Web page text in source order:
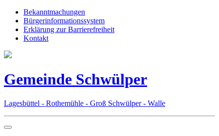
Bekanntmachungen
Bürgerinformationssystem
Erklärung zur Barrierefreiheit
Kontakt
Gemeinde Schwülper
Lagesbüttel - Rothemühle - Groß Schwülper - Walle